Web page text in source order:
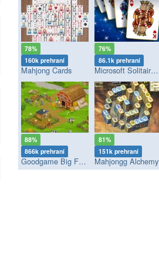
78%
160k prehraní
Mahjong Cards
76%
86.1k prehraní
Microsoft Solitaire Collection
88%
866k prehraní
Goodgame Big Farm
81%
151k prehraní
Mahjongg Alchemy